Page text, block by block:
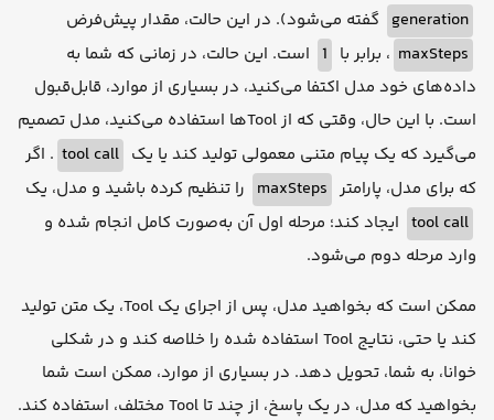
generation گفته می‌شود). در این حالت، مقدار پیش‌فرض
maxSteps ، برابر با 1 است. این حالت، در زمانی که شما به
داده‌های خود مدل اکتفا می‌کنید، در بسیاری از موارد، قابل‌قبول
است. با این حال، وقتی که از Toolها استفاده می‌کنید، مدل تصمیم
می‌گیرد که یک پیام متنی معمولی تولید کند یا یک tool call . اگر
که برای مدل، پارامتر maxSteps را تنظیم کرده باشید و مدل، یک
tool call ایجاد کند؛ مرحله اول آن به‌صورت کامل انجام شده و
وارد مرحله دوم می‌شود.
ممکن است که بخواهید مدل، پس از اجرای یک Tool، یک متن تولید
کند یا حتی، نتایج Tool استفاده شده را خلاصه کند و در شکلی
خوانا، به شما، تحویل دهد. در بسیاری از موارد، ممکن است شما
بخواهید که مدل، در یک پاسخ، از چند تا Tool مختلف، استفاده کند.